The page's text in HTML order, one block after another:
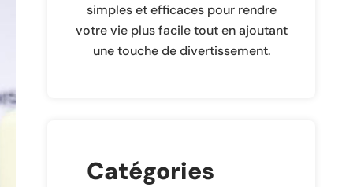
simples et efficaces pour rendre
votre vie plus facile tout en ajoutant
une touche de divertissement.
Catégories